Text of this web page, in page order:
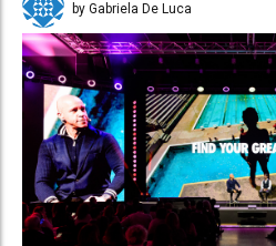
by Gabriela De Luca